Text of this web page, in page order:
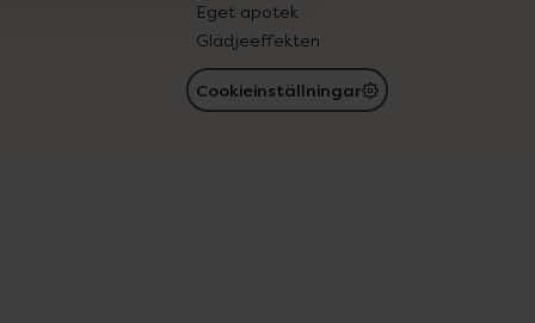
Eget apotek
Glädjeeffekten
Cookieinställningar